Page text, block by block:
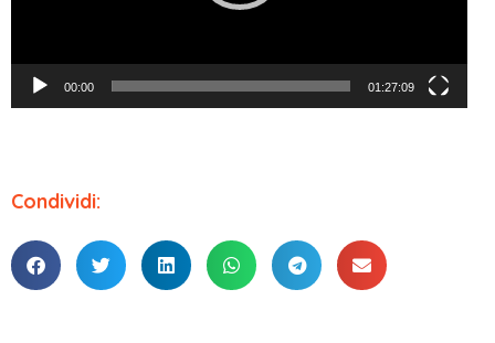
00:00 01:27:09
Condividi: